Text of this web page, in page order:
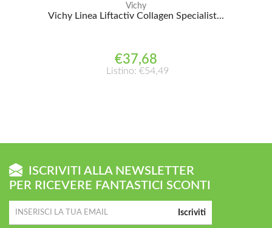
Vichy
Vichy Linea Liftactiv Collagen Specialist...
€37,68
Listino: €54,49
ISCRIVITI ALLA NEWSLETTER
PER RICEVERE FANTASTICI SCONTI
Iscriviti